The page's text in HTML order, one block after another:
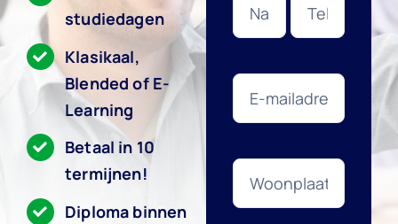
Gratis Adviesgesprek
studiedagen
Klasikaal,
Blended of E-
Learning
Betaal in 10
termijnen!
Diploma binnen